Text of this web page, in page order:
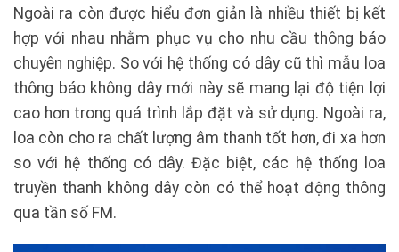
Ngoài ra còn được hiểu đơn giản là nhiều thiết bị kết
hợp với nhau nhằm phục vụ cho nhu cầu thông báo
chuyên nghiệp. So với hệ thống có dây cũ thì mẫu loa
thông báo không dây mới này sẽ mang lại độ tiện lợi
cao hơn trong quá trình lắp đặt và sử dụng. Ngoài ra,
loa còn cho ra chất lượng âm thanh tốt hơn, đi xa hơn
so với hệ thống có dây. Đặc biệt, các hệ thống loa
truyền thanh không dây còn có thể hoạt động thông
qua tần số FM.